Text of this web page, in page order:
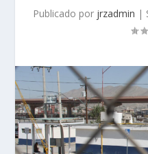
Publicado por jrzadmin |